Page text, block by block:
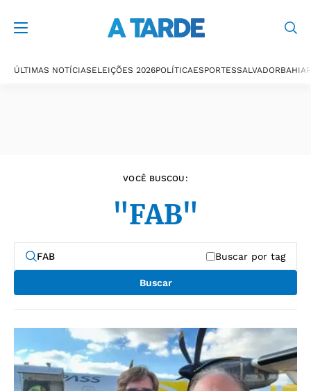
ÚLTIMAS NOTÍCIASELEIÇÕES 2026POLÍTICAESPORTESSALVADORBAHIA
VOCÊ BUSCOU:
"FAB"
Buscar por tag
Buscar